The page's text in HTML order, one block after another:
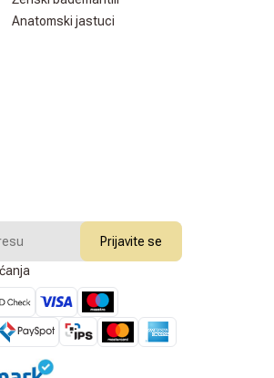
Anatomski jastuci
Prijavite se